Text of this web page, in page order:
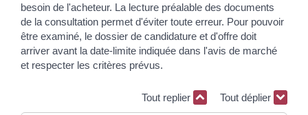
besoin de l'acheteur. La lecture préalable des documents
de la consultation permet d'éviter toute erreur. Pour pouvoir
être examiné, le dossier de candidature et d'offre doit
arriver avant la date-limite indiquée dans l'avis de marché
et respecter les critères prévus.
Tout replier Tout déplier